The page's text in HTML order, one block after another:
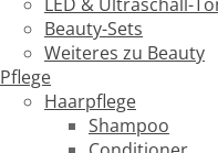
Beauty-Sets
Weiteres zu Beauty
Pflege
Haarpflege
Shampoo